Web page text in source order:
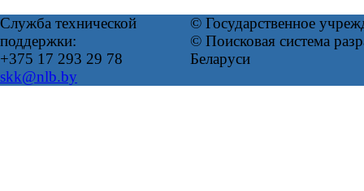
Служба технической
поддержки:
+375 17 293 29 78
skk@nlb.by
© Государственное
© Поисковая система
Беларуси